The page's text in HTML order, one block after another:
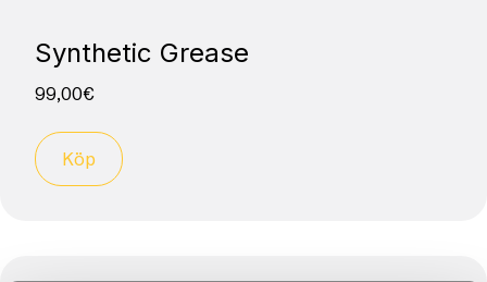
Synthetic Grease
99,00€
Köp